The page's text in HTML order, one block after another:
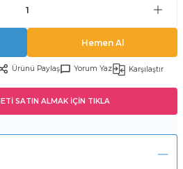
Hemen Al
Ürünü Paylaş Yorum Yaz Karşılaştır
SATIN ALMAK İÇİN TIKLA